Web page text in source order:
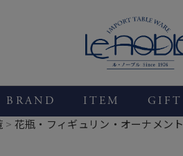
BRAND ITEM GIFT
花瓶・フィギュリン・オーナメント